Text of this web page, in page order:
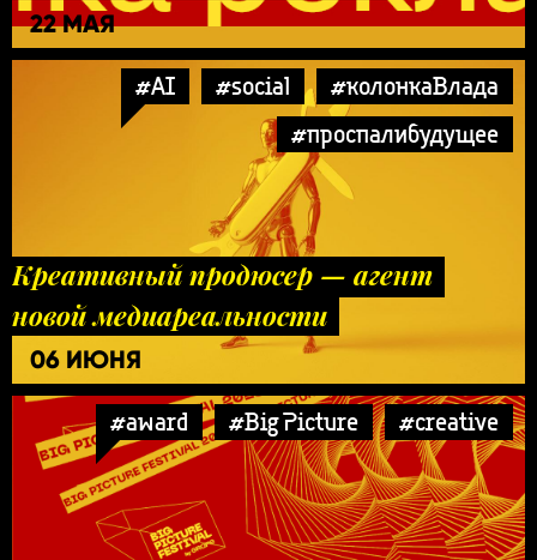
22 МАЯ
#AI #social
#колонкаВлада
#проспалибудущее
Креативный продюсер — агент
новой медиареальности
06 ИЮНЯ
#award #Big Picture #creative